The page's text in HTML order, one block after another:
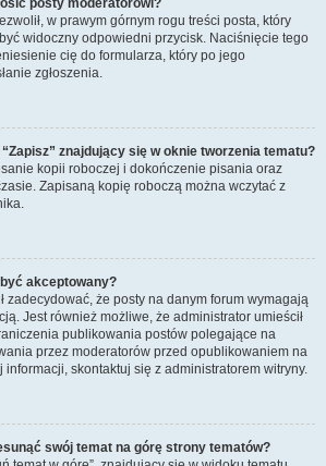
posty moderatorowi?
w prawym górnym rogu treści posta, który
widoczny odpowiedni przycisk. Naciśnięcie tego
cię do formularza, który po jego
zgłoszenia.
znajdujący się w oknie tworzenia tematu?
kopii roboczej i dokończenie pisania oraz
Zapisaną kopię roboczą można wczytać z
akceptowany?
zadecydować, że posty na danym forum wymagają
Jest również możliwe, że administrator umieścił
publikowania postów polegające na
przez moderatorów przed opublikowaniem na
informacji, skontaktuj się z administratorem witryny.
swój temat na górę strony tematów?